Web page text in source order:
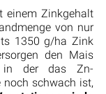
einem Zinkgehalt
von nur
1350 g/ha Zink
den Mais
in der das Zn-
noch schwach ist,